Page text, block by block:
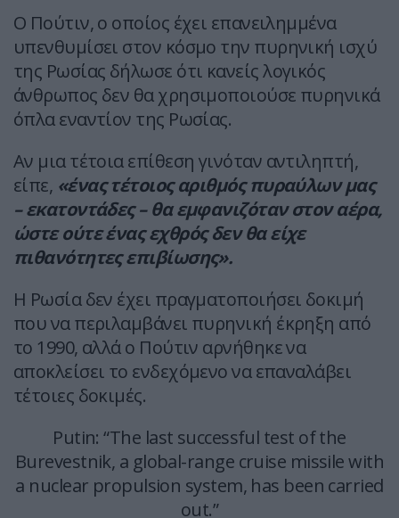
Ο Πούτιν, ο οποίος έχει επανειλημμένα
υπενθυμίσει στον κόσμο την πυρηνική ισχύ
της Ρωσίας δήλωσε ότι κανείς λογικός
άνθρωπος δεν θα χρησιμοποιούσε πυρηνικά
όπλα εναντίον της Ρωσίας.
Αν μια τέτοια επίθεση γινόταν αντιληπτή,
είπε, «ένας τέτοιος αριθμός πυραύλων μας
– εκατοντάδες – θα εμφανιζόταν στον αέρα,
ώστε ούτε ένας εχθρός δεν θα είχε
πιθανότητες επιβίωσης».
Η Ρωσία δεν έχει πραγματοποιήσει δοκιμή
που να περιλαμβάνει πυρηνική έκρηξη από
το 1990, αλλά ο Πούτιν αρνήθηκε να
αποκλείσει το ενδεχόμενο να επαναλάβει
τέτοιες δοκιμές.
Putin: “The last successful test of the
Burevestnik, a global-range cruise missile with
a nuclear propulsion system, has been carried
out.”